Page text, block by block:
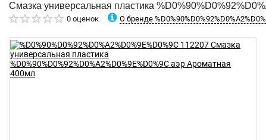
Смазка универсальная пластика
0 оценок О бренде